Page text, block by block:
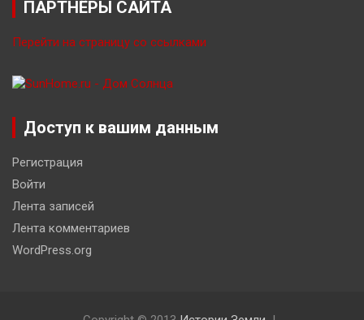
ПАРТНЁРЫ САЙТА
Перейти на страницу со ссылками
Доступ к вашим данным
Регистрация
Войти
Лента записей
Лента комментариев
WordPress.org